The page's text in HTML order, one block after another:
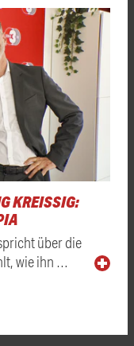
KREISSIG: Z
über die
wie ihn …